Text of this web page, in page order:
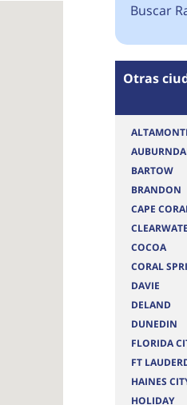
Buscar
Otras
BARTOW
BRANDON
CAPE
COCOA
CORAL
DAVIE
DELAND
DUNEDIN
FLORIDA
FT
HAINES
HOLIDAY